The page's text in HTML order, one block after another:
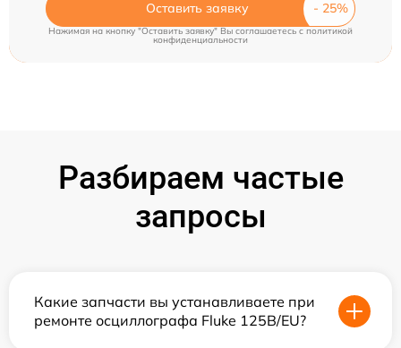
Оставить заявку
Нажимая на кнопку "Оставить заявку" Вы соглашаетесь cполитикой
конфиденциальности
Разбираем частые
запросы
Какие запчасти вы устанавливаете при
ремонте осциллографа Fluke 125B/EU?